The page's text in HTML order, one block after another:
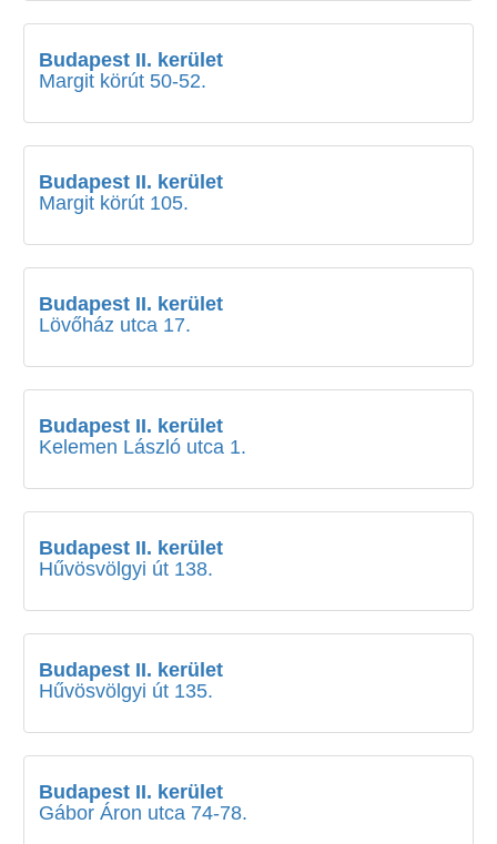
Budapest II. kerület
Margit körút 50-52.
Budapest II. kerület
Margit körút 105.
Budapest II. kerület
Lövőház utca 17.
Budapest II. kerület
Kelemen László utca 1.
Budapest II. kerület
Hűvösvölgyi út 138.
Budapest II. kerület
Hűvösvölgyi út 135.
Budapest II. kerület
Gábor Áron utca 74-78.